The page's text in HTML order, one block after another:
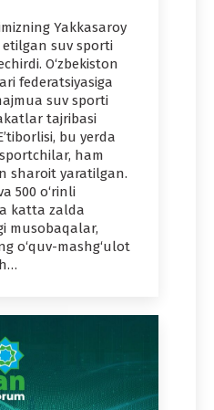
Yakkasaroy
suv sporti
O‘zbekiston
federatsiyasiga
suv sporti
tajribasi
bu yerda
ham
sharoit yaratilgan.
500 o‘rinli
katta zalda
musobaqalar,
o‘quv-mashg‘ulot